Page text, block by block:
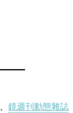
、 鏡週刊動態雜誌